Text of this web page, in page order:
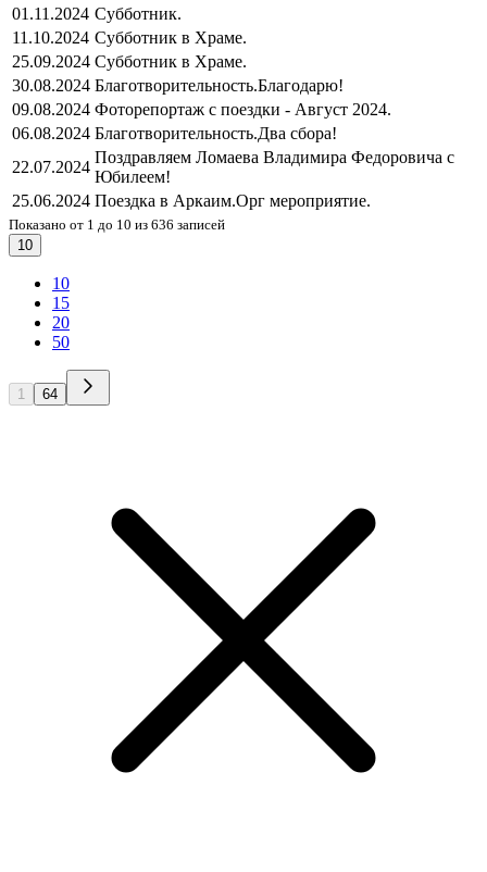
01.11.2024 Субботник.
11.10.2024 Субботник в Храме.
25.09.2024 Субботник в Храме.
30.08.2024 Благотворительность.Благодарю!
09.08.2024 Фоторепортаж с поездки - Август 2024.
06.08.2024 Благотворительность.Два сбора!
22.07.2024
Поздравляем Ломаева Владимира Федоровича с
Юбилеем!
25.06.2024 Поездка в Аркаим.Орг мероприятие.
Показано от 1 до 10 из 636 записей
10
10
15
20
50
1 64